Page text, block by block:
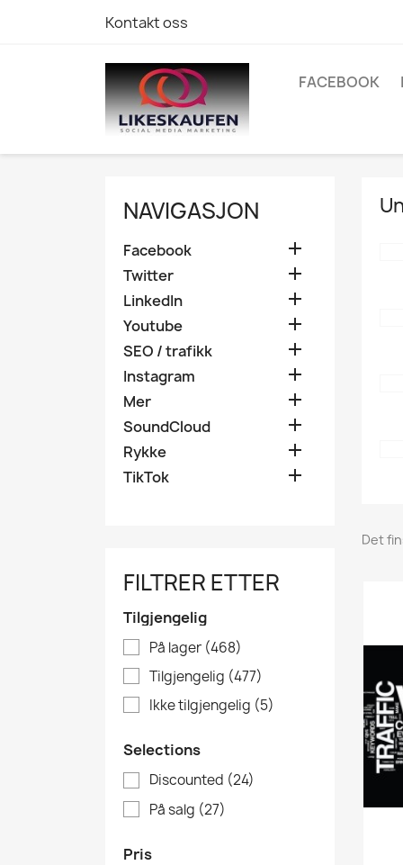
Kontakt oss
FACEBOOK
NAVIGASJON
Facebook 
Twitter 
LinkedIn 
Youtube 
SEO / trafikk 
Instagram 
Mer 
SoundCloud 
Rykke 
TikTok 
FILTRER ETTER
Tilgjengelig
På lager (468)
Tilgjengelig (477)
Ikke tilgjengelig (5)
Selections
Discounted (24)
På salg (27)
Pris
Det